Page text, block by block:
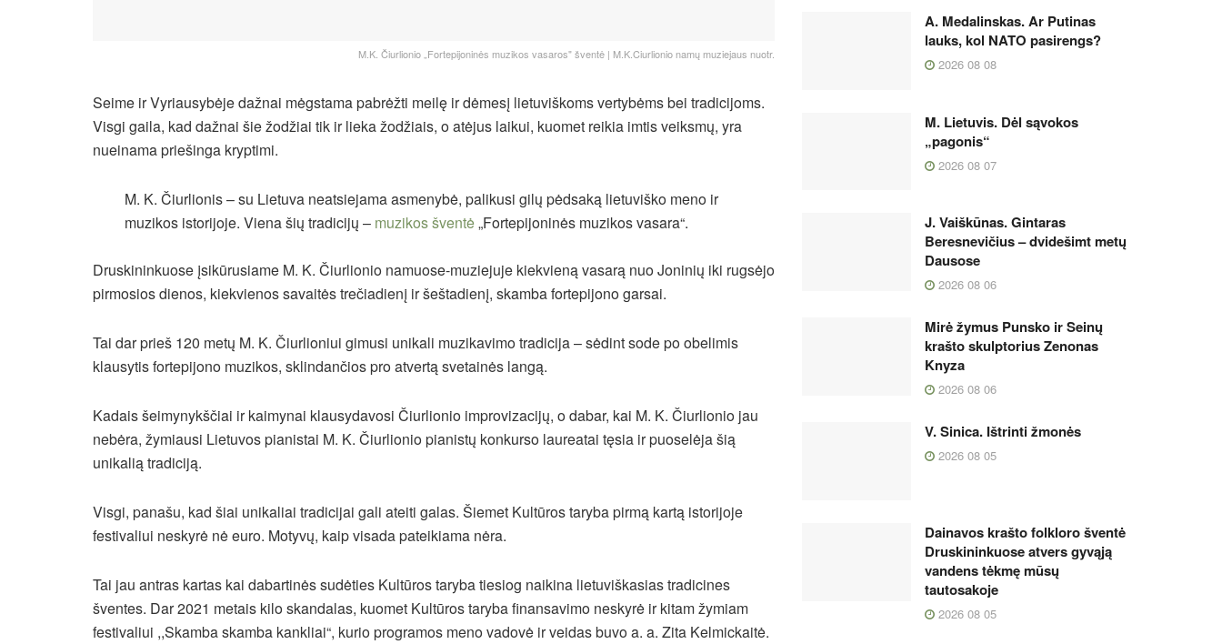
M.K. Čiurlionio „Fortepijoninės muzikos vasaros" šventė | M.K.Ciurlionio namų muziejaus nuotr.
Seime ir Vyriausybėje dažnai mėgstama pabrėžti meilę ir dėmesį lietuviškoms vertybėms bei tradicijoms.
Visgi gaila, kad dažnai šie žodžiai tik ir lieka žodžiais, o atėjus laikui, kuomet reikia imtis veiksmų, yra
nueinama priešinga kryptimi.
M. K. Čiurlionis – su Lietuva neatsiejama asmenybė, palikusi gilų pėdsaką lietuviško meno ir
muzikos istorijoje. Viena šių tradicijų – muzikos šventė„Fortepijoninės muzikos vasara“.
Druskininkuose įsikūrusiame M. K. Čiurlionio namuose-muziejuje kiekvieną vasarą nuo Joninių iki rugsėjo
pirmosios dienos, kiekvienos savaitės trečiadienį ir šeštadienį, skamba fortepijono garsai.
Tai dar prieš 120 metų M. K. Čiurlioniui gimusi unikali muzikavimo tradicija – sėdint sode po obelimis
klausytis fortepijono muzikos, sklindančios pro atvertą svetainės langą.
Kadais šeimynykščiai ir kaimynai klausydavosi Čiurlionio improvizacijų, o dabar, kai M. K. Čiurlionio jau
nebėra, žymiausi Lietuvos pianistai M. K. Čiurlionio pianistų konkurso laureatai tęsia ir puoselėja šią
unikalią tradiciją.
Visgi, panašu, kad šiai unikaliai tradicijai gali ateiti galas. Šiemet Kultūros taryba pirmą kartą istorijoje
festivaliui neskyrė nė euro. Motyvų, kaip visada pateikiama nėra.
Tai jau antras kartas kai dabartinės sudėties Kultūros taryba tiesiog naikina lietuviškasias tradicines
šventes. Dar 2021 metais kilo skandalas, kuomet Kultūros taryba finansavimo neskyrė ir kitam žymiam
festivaliui ,,Skamba skamba kankliai“, kurio programos meno vadovė ir veidas buvo a. a. Zita Kelmickaitė.
A. Medalinskas. Ar Putinas
lauks, kol NATO pasirengs?
2026 08 08
M. Lietuvis. Dėl sąvokos
„pagonis“
2026 08 07
J. Vaiškūnas. Gintaras
Beresnevičius – dvidešimt metų
Dausose
2026 08 06
Mirė žymus Punsko ir Seinų
krašto skulptorius Zenonas
Knyza
2026 08 06
V. Sinica. Ištrinti žmonės
2026 08 05
Dainavos krašto folkloro šventė
Druskininkuose atvers gyvąją
vandens tėkmę mūsų
tautosakoje
2026 08 05